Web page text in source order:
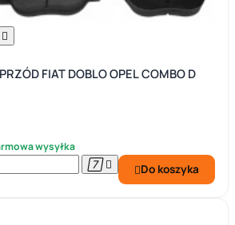

FIAT DOBLO OPEL COMBO D
wysyłka
  Do koszyka